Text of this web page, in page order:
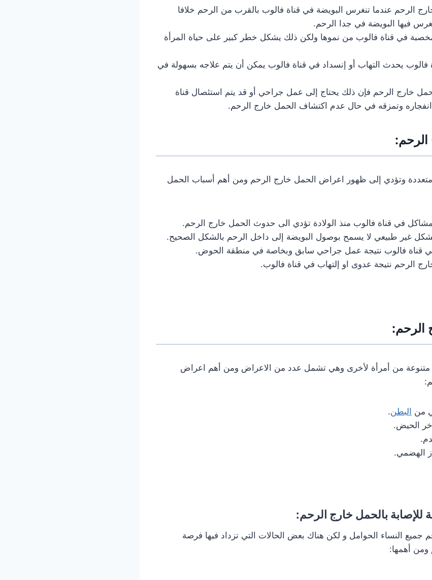
الرحم عندما تنغرس البويضة في قناة فالوب بالقرب من الرحم خلافا
فيها البويضة في جدا الرحم.
في قناة فالوب من نموها ولكن ذلك يشكل خطر كبير على حياة المرأة
فالوب يحدث التهاب أو إنسداد في قناة فالوب يمكن أن يتم علاجه بسهولة في
خارج الرحم فإن ذلك يحتاج إلى عمل جراحي أو قد يتم استئصال قناة
وتمزقه في حال عدم اكتشاف الحمل خارج الرحم.
وتؤدي إلى ظهور اعراض الحمل خارج الرحم ومن أهم أسباب الحمل
في قناة فالوب منذ الولادة تؤدي الى حدوث الحمل خارج الرحم.
غير طبيعي لا يسمح بوصول البويضة إلى داخل الرحم بالشكل الصحيح.
قناة فالوب نتيجة عمل جراحي سابق وبخاصة في منطقة الحوض.
الرحم نتيجة عدوى او إلتهاب في قناة فالوب.
الرحم:
من أمرأة لأخرى وهي تشمل عدد من الاعراض ومن أهم اعراض
من البطن.
الحيض.
الهضمي.
للإصابة بالحمل خارج الرحم:
النساء الحوامل و لكن هناك بعض الحالات التي تزداد فيها فرصة
ومن أهمها: